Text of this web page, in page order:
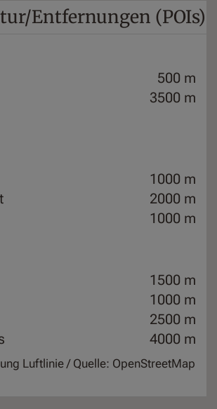
Entfernungen (POIs)
500 m
3500 m
1000 m
2000 m
1000 m
1500 m
1000 m
2500 m
4000 m
Luftlinie / Quelle: OpenStreetMap